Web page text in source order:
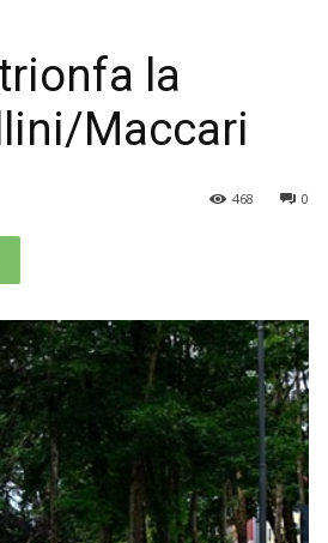
la
Maccari
0
468